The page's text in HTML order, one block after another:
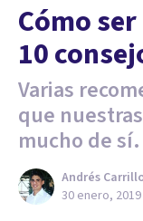
Cómo
10
Varias
que
mucho de sí.
Andrés
30 enero, 2019